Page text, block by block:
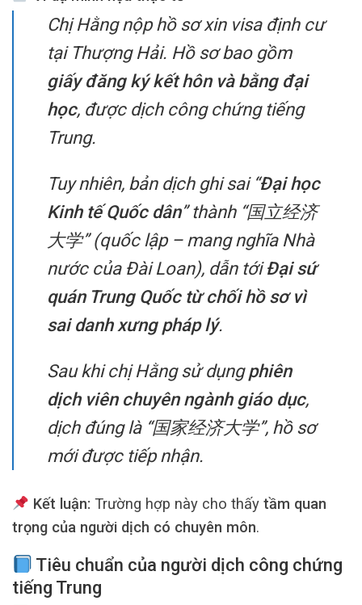
Chị Hằng nộp hồ sơ xin visa định cư
tại Thượng Hải. Hồ sơ bao gồm
giấy đăng ký kết hôn và bằng đại
học, được dịch công chứng tiếng
Trung.
Tuy nhiên, bản dịch ghi sai “Đại học
Kinh tế Quốc dân” thành “国立经济
大学” (quốc lập – mang nghĩa Nhà
nước của Đài Loan), dẫn tớiĐại sứ
quán Trung Quốc từ chối hồ sơ vì
sai danh xưng pháp lý.
Sau khi chị Hằng sử dụngphiên
dịch viên chuyên ngành giáo dục,
dịch đúng là “国家经济大学”, hồ sơ
mới được tiếp nhận.
Kết luận: Trường hợp này cho thấy tầm quan
trọng của người dịch có chuyên môn.
Tiêu chuẩn của người dịch công chứng
tiếng Trung